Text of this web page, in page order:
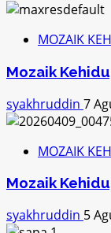
MOZAIK
Mozaik
syakhruddin 7
MOZAIK
Mozaik
syakhruddin 5